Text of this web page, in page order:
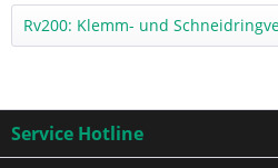
Rv200: Klemm- und
Service Hotline